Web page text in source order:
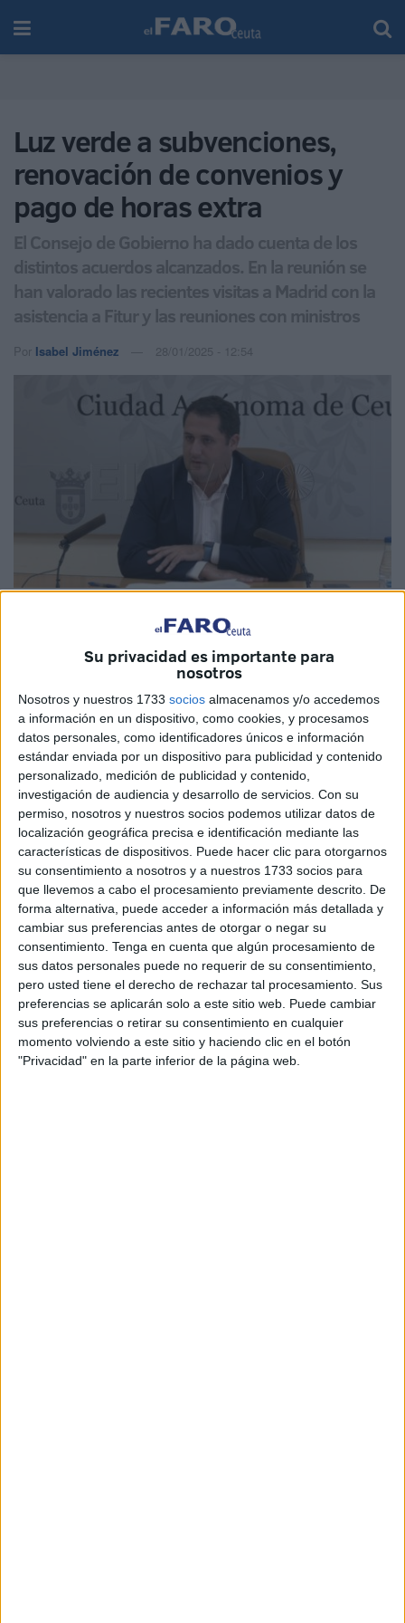
Su privacidad es importante para
nosotros
Nosotros y nuestros 1733 socios almacenamos y/o accedemos
a información en un dispositivo, como cookies, y procesamos
datos personales, como identificadores únicos e información
estándar enviada por un dispositivo para publicidad y contenido
personalizado, medición de publicidad y contenido,
investigación de audiencia y desarrollo de servicios. Con su
permiso, nosotros y nuestros socios podemos utilizar datos de
localización geográfica precisa e identificación mediante las
características de dispositivos. Puede hacer clic para otorgarnos
su consentimiento a nosotros y a nuestros 1733 socios para
que llevemos a cabo el procesamiento previamente descrito. De
forma alternativa, puede acceder a información más detallada y
cambiar sus preferencias antes de otorgar o negar su
consentimiento. Tenga en cuenta que algún procesamiento de
sus datos personales puede no requerir de su consentimiento,
pero usted tiene el derecho de rechazar tal procesamiento. Sus
preferencias se aplicarán solo a este sitio web. Puede cambiar
sus preferencias o retirar su consentimiento en cualquier
momento volviendo a este sitio y haciendo clic en el botón
"Privacidad" en la parte inferior de la página web.
Luz verde a subvenciones,
renovación de convenios y
pago de horas extra
El Consejo de Gobierno ha dado cuenta de los
distintos acuerdos alcanzados. En la reunión se
han valorado las recientes visitas a Madrid con la
asistencia a Fitur y las reuniones con ministros
Por Isabel Jiménez 28/01/2025 - 12:54
El Consejo de Gobierno celebrado este martes en Ceuta
ha dado luz verde a variassubvenciones y convenios con
entidades de la ciudad. Así lo ha dado a conocer el
portavoz del Ejecutivo local, Alejandro Ramírez, en el
transcurso de la rueda de prensa ofrecida con posterior a
dicha reunión.
Ramírez ha informado de la aprobación de la convocatoria
de concesión de subvenciones para la comunidad
islámica para 2025. Las bases reguladoras se publicaron
en unBOCCEextraordinario de 27 de diciembre de 2024
y el objeto de estas subvenciones es fomentar la
participación de entidades y asociaciones públicas o
privadas en el desarrollo de proyectos socioculturales
dirigidos a la comunidad.
El importe recogido en esta convocatoria ha sido de